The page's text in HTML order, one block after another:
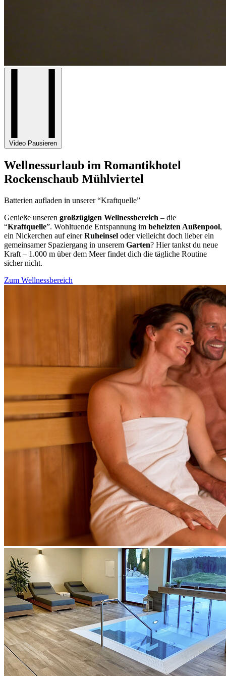
Video Pausieren
Wellnessurlaub im Romantikhotel
Rockenschaub Mühlviertel
Batterien aufladen in unserer “Kraftquelle”
Genieße unseren großzügigen Wellnessbereich – die
“Kraftquelle”. Wohltuende Entspannung im beheizten Außenpool,
ein Nickerchen auf einerRuheinsel oder vielleicht doch lieber ein
gemeinsamer Spaziergang in unserem Garten? Hier tankst du neue
Kraft – 1.000 m über dem Meer findet dich die tägliche Routine
sicher nicht.
Zum Wellnessbereich